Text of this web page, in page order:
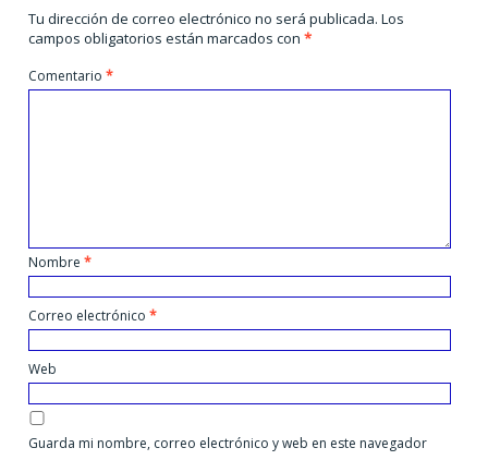
Tu dirección de correo electrónico no será publicada. Los
campos obligatorios están marcados con*
Comentario*
Nombre*
Correo electrónico*
Web
Guarda mi nombre, correo electrónico y web en este navegador